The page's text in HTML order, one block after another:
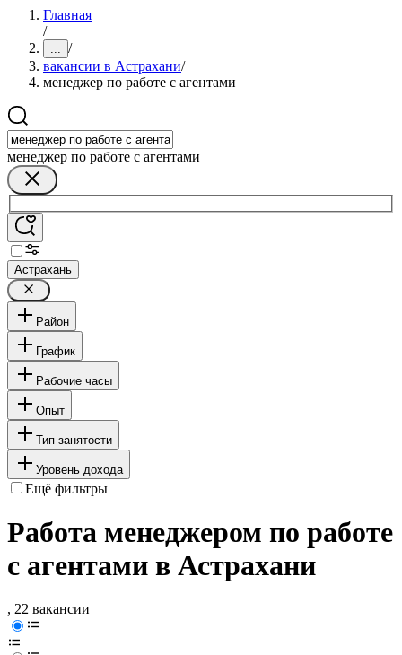
Главная
/
... /
вакансии в Астрахани/
менеджер по работе с агентами
менеджер по работе с агентами
Астрахань
Район
График
Рабочие часы
Опыт
Тип занятости
Уровень дохода
Ещё фильтры
Работа менеджером по работе
с агентами в Астрахани
, 22 вакансии